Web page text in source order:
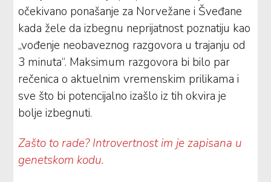
očekivano ponašanje za Norvežane i Šveđane
kada žele da izbegnu neprijatnost poznatiju kao
„vođenje neobaveznog razgovora u trajanju od
3 minuta“. Maksimum razgovora bi bilo par
rečenica o aktuelnim vremenskim prilikama i
sve što bi potencijalno izašlo iz tih okvira je
bolje izbegnuti.
Zašto to rade? Introvertnost im je zapisana u
genetskom kodu.